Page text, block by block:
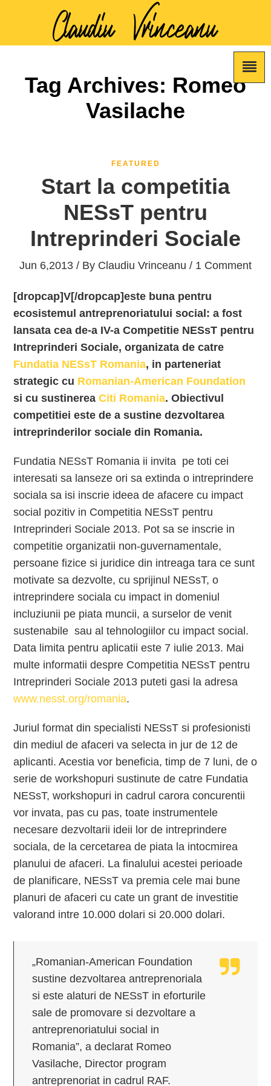
Tag Archives: Romeo
Vasilache
FEATURED
Start la competitia
NESsT pentru
Intreprinderi Sociale
Jun 6,2013 / By Claudiu Vrinceanu / 1 Comment
[dropcap]V[/dropcap]este buna pentru
ecosistemul antreprenoriatului social: a fost
lansata cea de-a IV-a Competitie NESsT pentru
Intreprinderi Sociale, organizata de catre
Fundatia NESsT Romania, in parteneriat
strategic cu Romanian-American Foundation
si cu sustinereaCiti Romania. Obiectivul
competitiei este de a sustine dezvoltarea
intreprinderilor sociale din Romania.
Fundatia NESsT Romania ii invita pe toti cei
interesati sa lanseze ori sa extinda o intreprindere
sociala sa isi inscrie ideea de afacere cu impact
social pozitiv in Competitia NESsT pentru
Intreprinderi Sociale 2013. Pot sa se inscrie in
competitie organizatii non-guvernamentale,
persoane fizice si juridice din intreaga tara ce sunt
motivate sa dezvolte, cu sprijinul NESsT, o
intreprindere sociala cu impact in domeniul
incluziunii pe piata muncii, a surselor de venit
sustenabile sau al tehnologiilor cu impact social.
Data limita pentru aplicatii este 7 iulie 2013. Mai
multe informatii despre Competitia NESsT pentru
Intreprinderi Sociale 2013 puteti gasi la adresa
www.nesst.org/romania.
Juriul format din specialisti NESsT si profesionisti
din mediul de afaceri va selecta in jur de 12 de
aplicanti. Acestia vor beneficia, timp de 7 luni, de o
serie de workshopuri sustinute de catre Fundatia
NESsT, workshopuri in cadrul carora concurentii
vor invata, pas cu pas, toate instrumentele
necesare dezvoltarii ideii lor de intreprindere
sociala, de la cercetarea de piata la intocmirea
planului de afaceri. La finalului acestei perioade
de planificare, NESsT va premia cele mai bune
planuri de afaceri cu cate un grant de investitie
valorand intre 10.000 dolari si 20.000 dolari.
„Romanian-American Foundation
sustine dezvoltarea antreprenoriala
si este alaturi de NESsT in eforturile
sale de promovare si dezvoltare a
antreprenoriatului social in
Romania”, a declarat Romeo
Vasilache, Director program
antreprenoriat in cadrul RAF.